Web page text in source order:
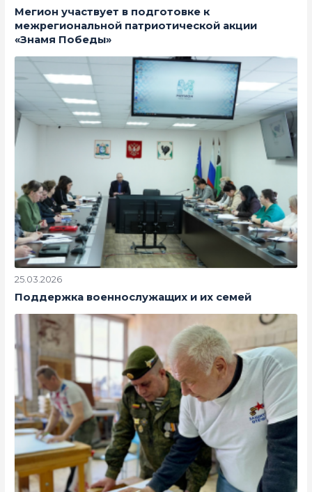
Мегион участвует в подготовке к
межрегиональной патриотической акции
«Знамя Победы»
25.03.2026
Поддержка военнослужащих и их семей